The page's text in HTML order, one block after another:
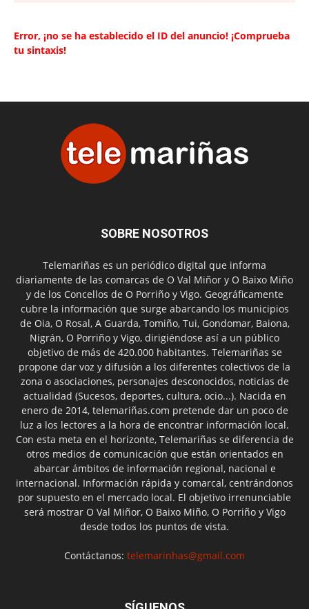
Error, ¡no se ha establecido el ID del anuncio! ¡Comprueba
tu sintaxis!
SOBRE NOSOTROS
Telemariñas es un periódico digital que informa
diariamente de las comarcas de O Val Miñor y O Baixo Miño
y de los Concellos de O Porriño y Vigo. Geográficamente
cubre la información que surge abarcando los municipios
de Oia, O Rosal, A Guarda, Tomiño, Tui, Gondomar, Baiona,
Nigrán, O Porriño y Vigo, dirigiéndose así a un público
objetivo de más de 420.000 habitantes. Telemariñas se
propone dar voz y difusión a los diferentes colectivos de la
zona o asociaciones, personajes desconocidos, noticias de
actualidad (Sucesos, deportes, cultura, ocio...). Nacida en
enero de 2014, telemariñas.com pretende dar un poco de
luz a los lectores a la hora de encontrar información local.
Con esta meta en el horizonte, Telemariñas se diferencia de
otros medios de comunicación que están orientados en
abarcar ámbitos de información regional, nacional e
internacional. Información rápida y comarcal, centrándonos
por supuesto en el mercado local. El objetivo irrenunciable
será mostrar O Val Miñor, O Baixo Miño, O Porriño y Vigo
desde todos los puntos de vista.
Contáctanos: telemarinhas@gmail.com